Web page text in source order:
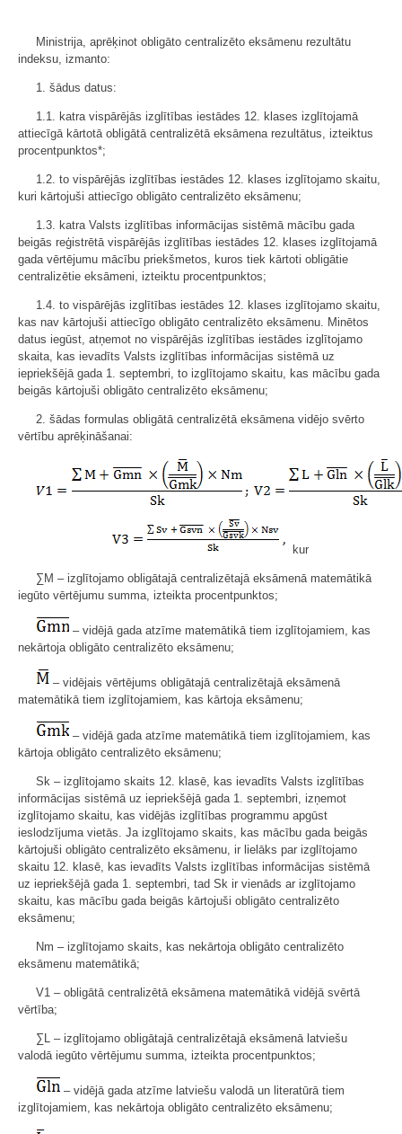
Ministrija, aprēķinot obligāto centralizēto eksāmenu rezultātu
indeksu, izmanto:
1. šādus datus:
1.1. katra vispārējās izglītības iestādes 12. klases izglītojamā
attiecīgā kārtotā obligātā centralizētā eksāmena rezultātus, izteiktus
procentpunktos*;
1.2. to vispārējās izglītības iestādes 12. klases izglītojamo skaitu,
kuri kārtojuši attiecīgo obligāto centralizēto eksāmenu;
1.3. katra Valsts izglītības informācijas sistēmā mācību gada
beigās reģistrētā vispārējās izglītības iestādes 12. klases izglītojamā
gada vērtējumu mācību priekšmetos, kuros tiek kārtoti obligātie
centralizētie eksāmeni, izteiktu procentpunktos;
1.4. to vispārējās izglītības iestādes 12. klases izglītojamo skaitu,
kas nav kārtojuši attiecīgo obligāto centralizēto eksāmenu. Minētos
datus iegūst, atņemot no vispārējās izglītības iestādes izglītojamo
skaita, kas ievadīts Valsts izglītības informācijas sistēmā uz
iepriekšējā gada 1. septembri, to izglītojamo skaitu, kas mācību gada
beigās kārtojuši obligāto centralizēto eksāmenu;
2. šādas formulas obligātā centralizētā eksāmena vidējo svērto
vērtību aprēķināšanai:
kur
∑M – izglītojamo obligātajā centralizētajā eksāmenā matemātikā
iegūto vērtējumu summa, izteikta procentpunktos;
– vidējā gada atzīme matemātikā tiem izglītojamiem, kas
nekārtoja obligāto centralizēto eksāmenu;
– vidējais vērtējums obligātajā centralizētajā eksāmenā
matemātikā tiem izglītojamiem, kas kārtoja eksāmenu;
– vidējā gada atzīme matemātikā tiem izglītojamiem, kas
kārtoja obligāto centralizēto eksāmenu;
Sk – izglītojamo skaits 12. klasē, kas ievadīts Valsts izglītības
informācijas sistēmā uz iepriekšējā gada 1. septembri, izņemot
izglītojamo skaitu, kas vidējās izglītības programmu apgūst
ieslodzījuma vietās. Ja izglītojamo skaits, kas mācību gada beigās
kārtojuši obligāto centralizēto eksāmenu, ir lielāks par izglītojamo
skaitu 12. klasē, kas ievadīts Valsts izglītības informācijas sistēmā
uz iepriekšējā gada 1. septembri, tad Sk ir vienāds ar izglītojamo
skaitu, kas mācību gada beigās kārtojuši obligāto centralizēto
eksāmenu;
Nm – izglītojamo skaits, kas nekārtoja obligāto centralizēto
eksāmenu matemātikā;
V1 – obligātā centralizētā eksāmena matemātikā vidējā svērtā
vērtība;
∑L – izglītojamo obligātajā centralizētajā eksāmenā latviešu
valodā iegūto vērtējumu summa, izteikta procentpunktos;
– vidējā gada atzīme latviešu valodā un literatūrā tiem
izglītojamiem, kas nekārtoja obligāto centralizēto eksāmenu;